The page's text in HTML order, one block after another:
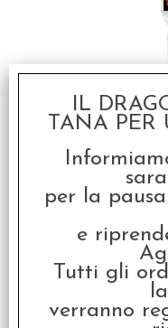
Deck
(50)
IL
TANA PER
per la
e
Tutti gli
verranno